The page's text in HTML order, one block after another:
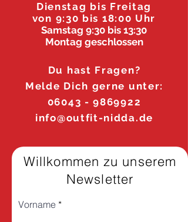
Dienstag bis Freitag
von 9:30 bis 18:00 Uhr
Samstag 9:30 bis 13:30
Montag geschlossen
Du hast Fragen?
Melde Dich gerne unter:
06043 - 9869922
info@outfit-nidda.de
Willkommen zu unserem
Newsletter
Vorname